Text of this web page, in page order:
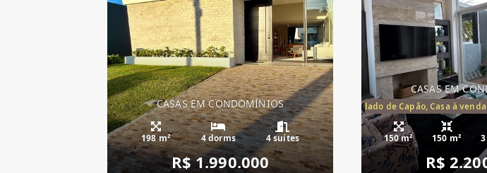
CASAS EM CONDOMÍNIOS
198 m² 4 dorms 4 suítes
R$ 1.990.000
CASAS EM
Casa Condado de Capão, Condado de Capão, Casa à
150 m² 150 m²
R$